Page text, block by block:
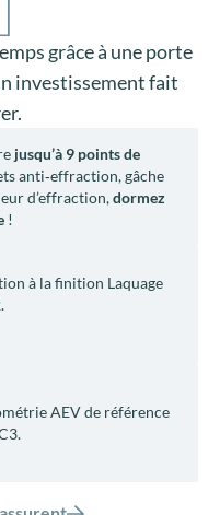
grâce à une porte
investissement fait
jusqu’à 9 points de
anti‑effraction, gâche
d’effraction,dormez
!
à la finition Laquage
AEV de référence